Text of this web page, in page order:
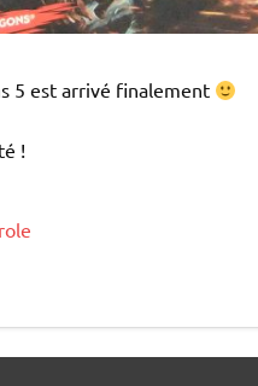
5 est arrivé finalement
!